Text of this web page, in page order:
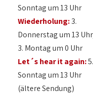
Sonntag um 13 Uhr
Wiederholung:3.
Donnerstag um 13
3. Montag um 0 Uhr
Let´s hear it again:
Sonntag um 13 Uhr
(ältere Sendung)